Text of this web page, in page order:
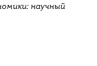
научный